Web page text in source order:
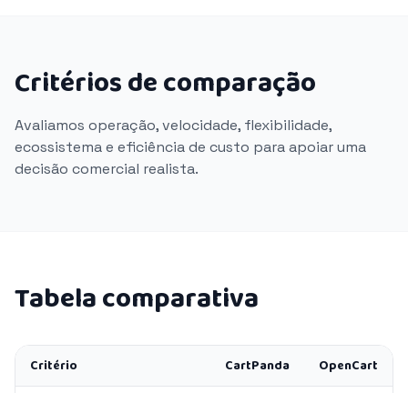
Critérios de comparação
Avaliamos operação, velocidade, flexibilidade,
ecossistema e eficiência de custo para apoiar uma
decisão comercial realista.
Tabela comparativa
Critério CartPanda OpenCart